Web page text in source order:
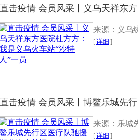
直击疫情 会员风采丨​义乌天祥东
来源：义乌
[详细 ]
直击疫情 会员风采丨博鳌乐城先
来源：乐城
[详细 ]